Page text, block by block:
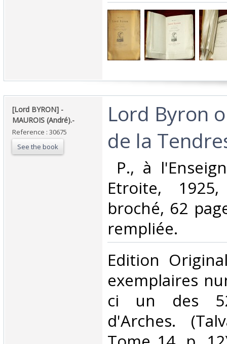
‎[Lord BYRON] -
MAUROIS (André).-‎
Reference : 30675
See the book
‎Lord Byron
de la
P., à
Etroite,
broché, 62
rempliée. ‎
‎Edition
exemplaires
ci un des
d'Arches.